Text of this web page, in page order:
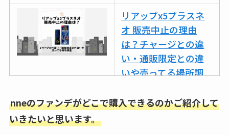
リアップx5プラスネ
オ 販売中止の理由
は？チャージとの違
い・通販限定との違
いや売ってる場所調
ココネシャンプー詰
nneのファンデがどこで購入できるのかご紹介して
いきたいと思います。